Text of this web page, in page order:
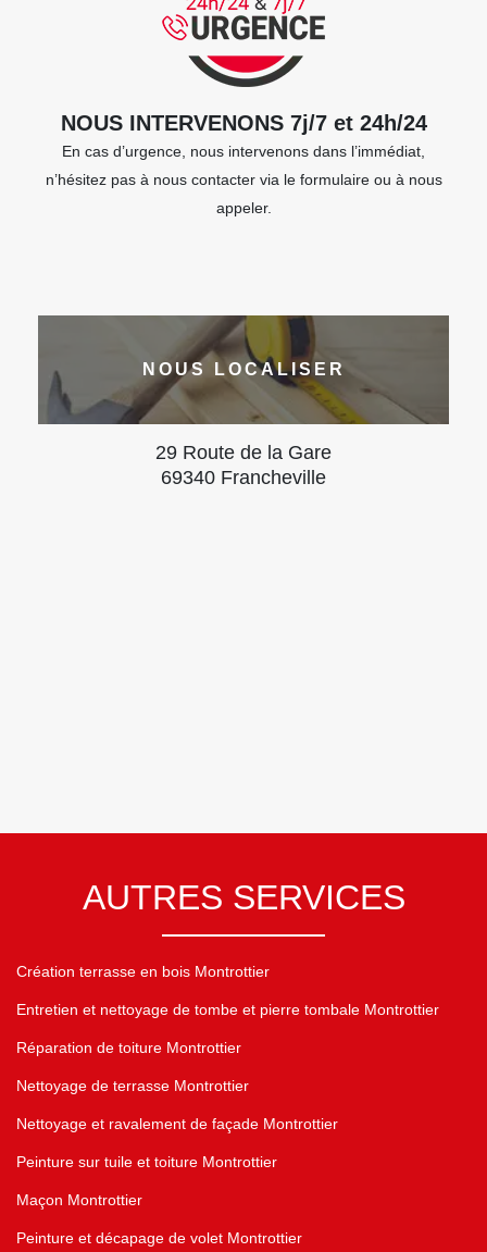
NOUS INTERVENONS 7j/7 et 24h/24
En cas d’urgence, nous intervenons dans l’immédiat,
n’hésitez pas à nous contacter via le formulaire ou à nous
appeler.
NOUS LOCALISER
29 Route de la Gare
69340 Francheville
AUTRES SERVICES
Création terrasse en bois Montrottier
Entretien et nettoyage de tombe et pierre tombale Montrottier
Réparation de toiture Montrottier
Nettoyage de terrasse Montrottier
Nettoyage et ravalement de façade Montrottier
Peinture sur tuile et toiture Montrottier
Maçon Montrottier
Peinture et décapage de volet Montrottier